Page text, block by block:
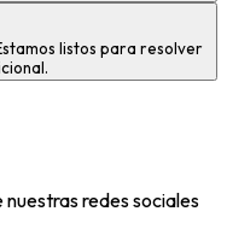
listos para resolver
redes sociales